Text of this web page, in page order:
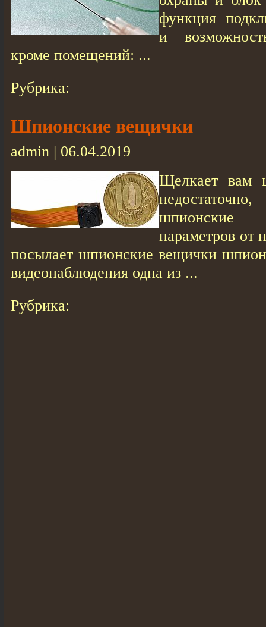
функция
и
кроме помещений: ...
Рубрика:
Шпионские вещички
admin | 06.04.2019
Щелкает вам
параметров от
посылает шпионские вещички
видеонаблюдения одна из ...
Рубрика: